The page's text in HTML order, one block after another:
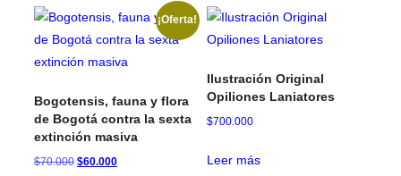
¡Oferta!
Bogotensis, fauna y flora
de Bogotá contra la sexta
extinción masiva
$70.000 El
$60.000El
Ilustración Original
Opiliones Laniatores
$700.000
Leer más